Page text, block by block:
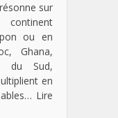
sur
ou en
Ghana,
du Sud,
en
Lire